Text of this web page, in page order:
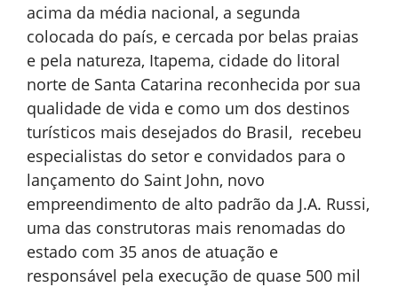
acima da média nacional, a segunda
colocada do país, e cercada por belas praias
e pela natureza, Itapema, cidade do litoral
norte de Santa Catarina reconhecida por sua
qualidade de vida e como um dos destinos
turísticos mais desejados do Brasil, recebeu
especialistas do setor e convidados para o
lançamento do Saint John, novo
empreendimento de alto padrão da J.A. Russi,
uma das construtoras mais renomadas do
estado com 35 anos de atuação e
responsável pela execução de quase 500 mil